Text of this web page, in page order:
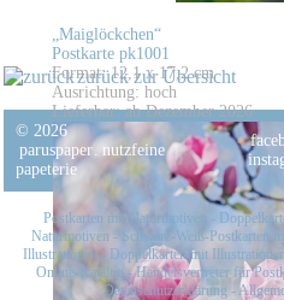
„Maiglöckchen“
Postkarte pk1001
Format: 12,1 x 17,2 cm
Ausrichtung: hoch
Lieferbar: ab Dezember 2026
zurück zur Übersicht
© 2026
paruspaper. nutzfeine
papeterie
Postkarten mit Naturmotiven -
Naturmotiven - Schwarz-Weiß-Postkarten
Illustrationen - Doppelkarten mit Illustrationen
Online-Katalog-Handelsvertreter für
Datenschutzerklärung -